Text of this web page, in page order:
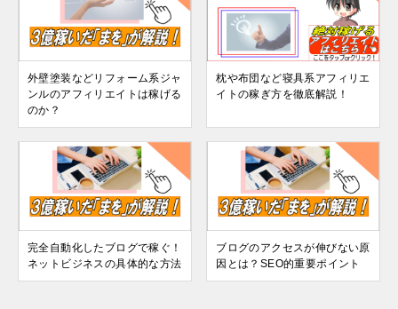
外壁塗装などリフォーム系ジャ
ンルのアフィリエイトは稼げる
のか？
枕や布団など寝具系アフィリエ
イトの稼ぎ方を徹底解説！
完全自動化したブログで稼ぐ！
ネットビジネスの具体的な方法
ブログのアクセスが伸びない原
因とは？SEO的重要ポイント